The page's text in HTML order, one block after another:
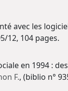
avec les
12, 104 pages.
en 1994 :
F., (biblio n°